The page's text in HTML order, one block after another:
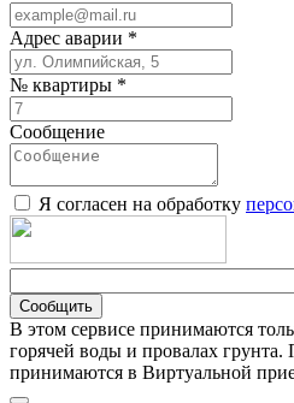
Адрес аварии *
№ квартиры *
Сообщение
Я согласен на обработку
Сообщить
В этом сервисе принимаются
горячей воды и провалах
принимаются в Виртуальной